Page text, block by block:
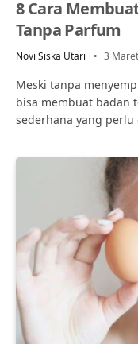
8 Cara
Tanpa Parfum
Novi Siska Utari 3
Meski tanpa
bisa membuat badan
sederhana yang